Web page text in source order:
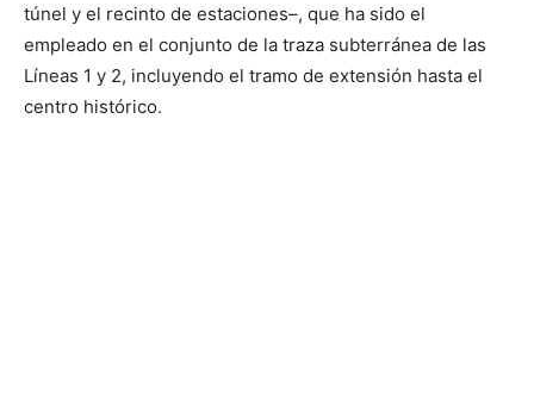
túnel y el recinto de estaciones–, que ha sido el
empleado en el conjunto de la traza subterránea de las
Líneas 1 y 2, incluyendo el tramo de extensión hasta el
centro histórico.